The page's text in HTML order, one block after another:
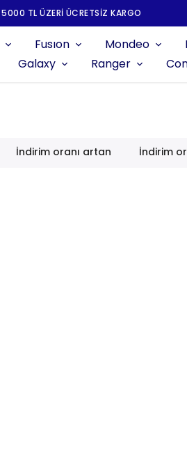
5000 TL ÜZERI ÜCRETSIZ KARGO
Fusıon Mondeo
Galaxy Ranger
İndirim oranı artan İndirim